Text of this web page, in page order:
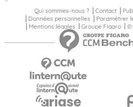
Qui sommes-nous ?
Contact
Données personnelles
Paramétrer
Mentions légales
Groupe Figaro ©